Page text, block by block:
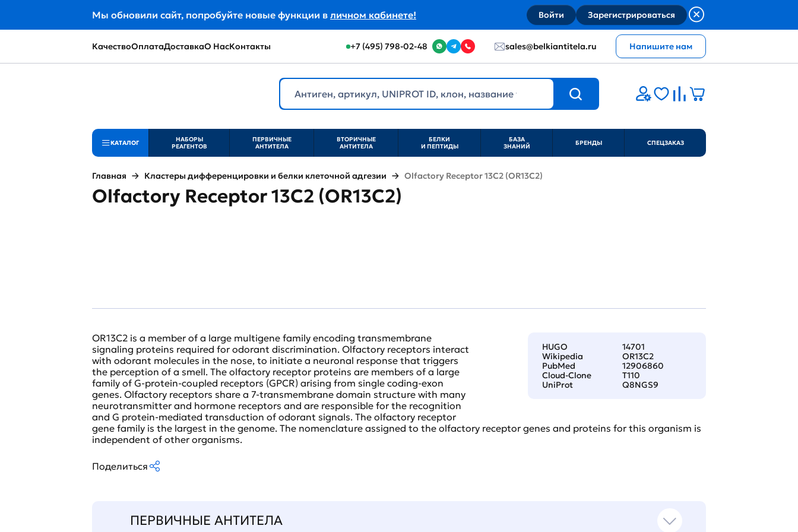
Мы обновили сайт, попробуйте новые функции в личном кабинете! Войти Зарегистрироваться
КачествоОплатаДоставкаО НасКонтакты +7 (495) 798-02-48 sales@belkiantitela.ru Напишите нам
КАТАЛОГ
НАБОРЫ
РЕАГЕНТОВ
ПЕРВИЧНЫЕ
АНТИТЕЛА
ВТОРИЧНЫЕ
АНТИТЕЛА
БЕЛКИ
И ПЕПТИДЫ
БАЗА
ЗНАНИЙ
БРЕНДЫ СПЕЦЗАКАЗ
Главная Кластеры дифференцировки и белки клеточной адгезии Olfactory Receptor 13C2 (OR13C2)
Olfactory Receptor 13C2 (OR13C2)
HUGO
14701
Wikipedia
OR13C2
PubMed
12906860
Cloud-Clone
T110
UniProt
Q8NGS9
OR13C2 is a member of a large multigene family encoding transmembrane
signaling proteins required for odorant discrimination. Olfactory receptors interact
with odorant molecules in the nose, to initiate a neuronal response that triggers
the perception of a smell. The olfactory receptor proteins are members of a large
family of G-protein-coupled receptors (GPCR) arising from single coding-exon
genes. Olfactory receptors share a 7-transmembrane domain structure with many
neurotransmitter and hormone receptors and are responsible for the recognition
and G protein-mediated transduction of odorant signals. The olfactory receptor
gene family is the largest in the genome. The nomenclature assigned to the olfactory receptor genes and proteins for this organism is
independent of other organisms.
Поделиться
ПЕРВИЧНЫЕ АНТИТЕЛА